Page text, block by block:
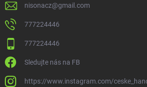
nisonacz@gmail.com
777224446
777224446
Sledujte nás na FB
https://www.instagram.com/